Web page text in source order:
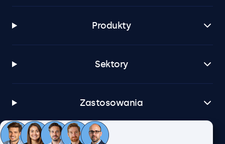
Produkty
Sektory
Zastosowania
Obsługa klienta